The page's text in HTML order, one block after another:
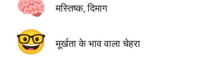
🧠 मस्तिष्क, दिमाग
🤓 मूर्खता के भाव वाला चेहरा